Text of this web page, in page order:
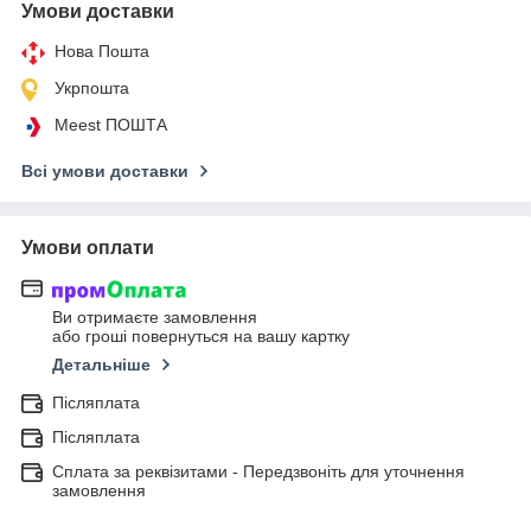
Умови доставки
Нова Пошта
Укрпошта
Meest ПОШТА
Всі умови доставки
Умови оплати
Ви отримаєте замовлення
або гроші повернуться на вашу картку
Детальніше
Післяплата
Післяплата
Сплата за реквізитами - Передзвоніть для уточнення
замовлення